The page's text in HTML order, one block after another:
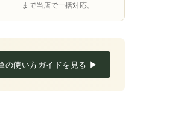
まで当店で一括対応。
の使い方ガイドを見る ▶